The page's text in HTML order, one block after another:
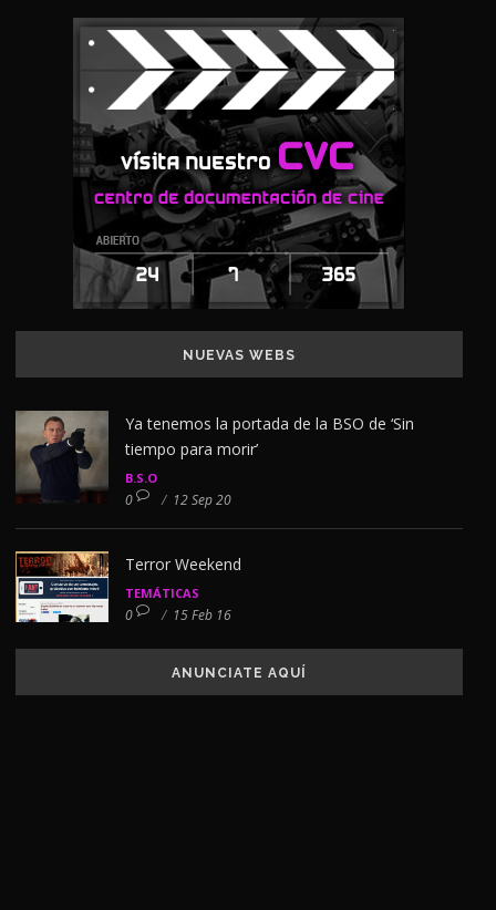
NUEVAS WEBS
Ya tenemos la portada de la BSO de ‘Sin
tiempo para morir’
B.S.O
0 / 12 Sep 20
Terror Weekend
TEMÁTICAS
0 / 15 Feb 16
ANUNCIATE AQUÍ